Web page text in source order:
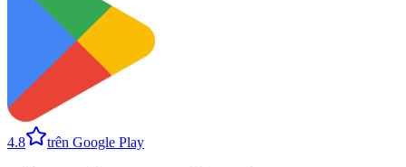
4.8 trên Google Play